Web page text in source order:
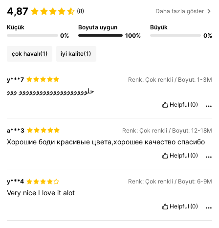
4,87 (8) Daha fazla göster
Küçük
0%
Boyuta uygun
100%
Büyük
0%
çok havalı(1) iyi kalite(1)
y***7 Renk: Çok renkli / Boyut: 1-3M
حلوووووووووووووووووووو ووو
Helpful (0)
a***3 Renk: Çok renkli / Boyut: 12-18M
Хорошиебоди красивые цвета,хорошее качествоспасибо
Helpful (0)
y***4 Renk: Çok renkli / Boyut: 6-9M
Very nice I love italot
Helpful (0)